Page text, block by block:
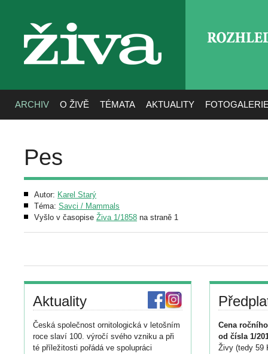
živa
ARCHIV O ŽIVĚ TÉMATA AKTUALITY
Pes
Autor: Karel Starý
Téma: Savci / Mammals
Vyšlo v časopise Živa 1/1858 na straně 1
Aktuality
Česká společnost ornitologická v letošním
roce slaví 100. výročí svého vzniku a při
té příležitosti pořádá ve spolupráci
Cena
od čísla 1/
Živy (tedy 59